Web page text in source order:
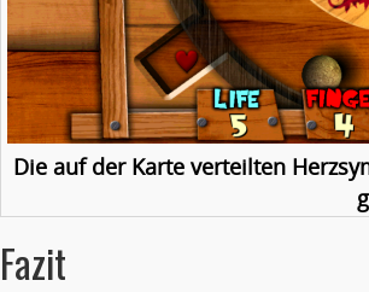
Die auf der Karte verteilten
Fazit